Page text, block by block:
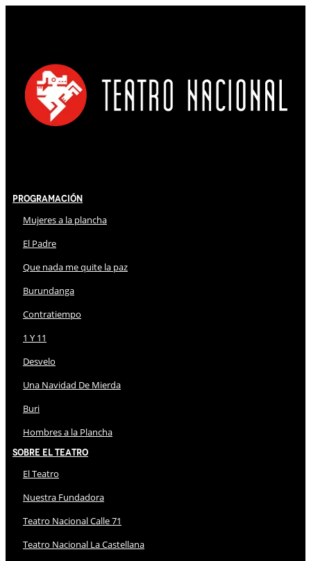
Programación
Mujeres a la plancha
El Padre
Que nada me quite la paz
Burundanga
Contratiempo
1 Y 11
Desvelo
Una Navidad De Mierda
Buri
Hombres a la Plancha
Sobre El Teatro
El Teatro
Nuestra Fundadora
Teatro Nacional Calle 71
Teatro Nacional La Castellana